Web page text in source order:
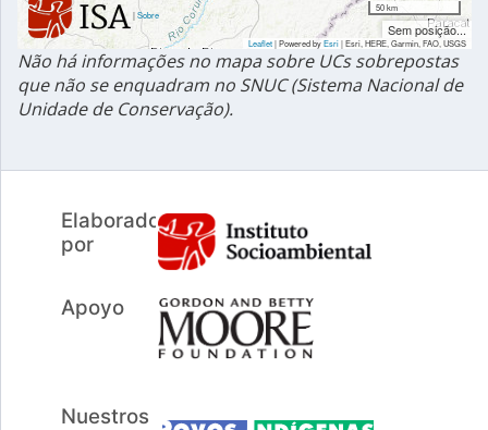
|Sobre
50 km
Sem posição...
Leaflet| Powered byEsri|Esri, HERE, Garmin, FAO, USGS
Não há informações no mapa sobre UCs sobrepostas
que não se enquadram no SNUC (Sistema Nacional de
Unidade de Conservação).